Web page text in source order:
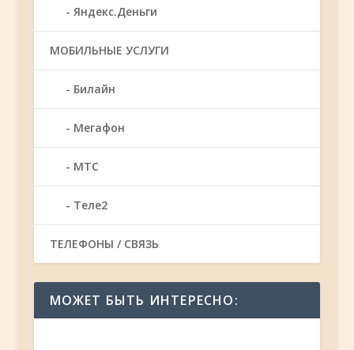
Яндекс.Деньги
МОБИЛЬНЫЕ УСЛУГИ
Билайн
Мегафон
МТС
Теле2
ТЕЛЕФОНЫ / СВЯЗЬ
МОЖЕТ БЫТЬ ИНТЕРЕСНО: